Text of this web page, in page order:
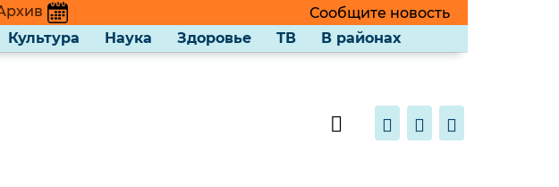
Сообщите новость
Культура Наука Здоровье ТВ В районах